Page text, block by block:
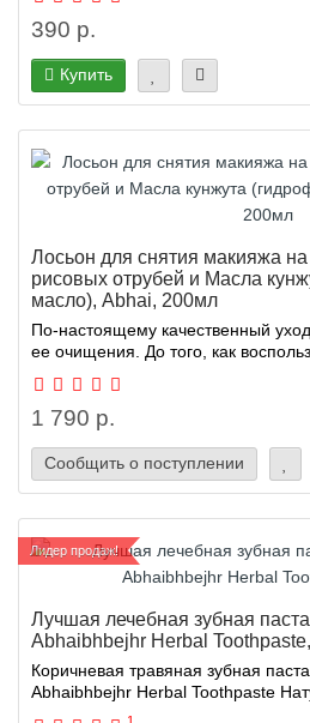
390 р.
Купить
Лосьон для снятия макияжа
рисовых отрубей и Масла
масло), Abhai, 200мл
По-настоящему качественный
ее очищения. До того, как
1 790 р.
Сообщить о поступлении
Лидер продаж!
Лучшая лечебная зубная
Abhaibhbejhr Herbal
Коричневая травяная зубная
Abhaibhbejhr Herbal Toothpaste